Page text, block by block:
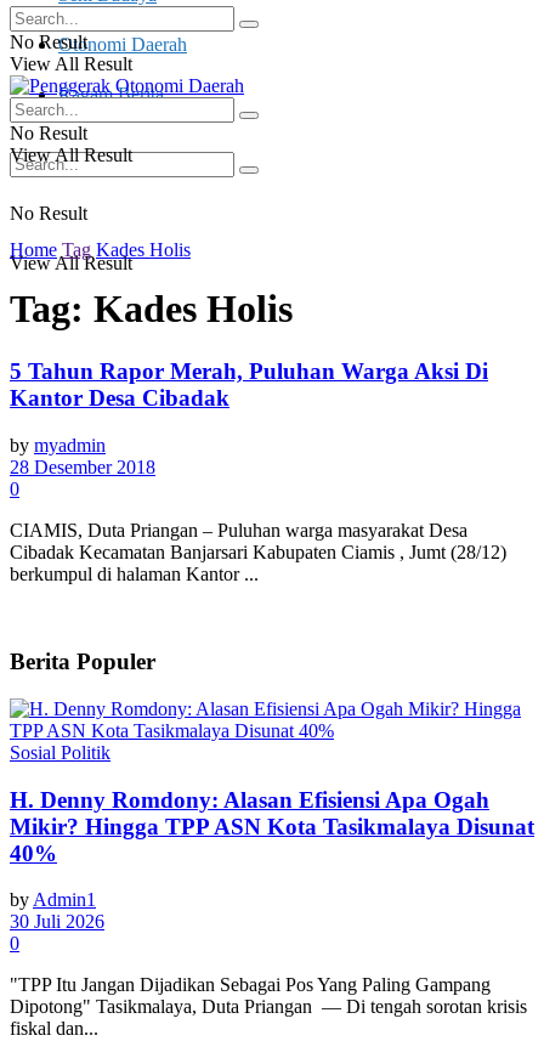
Otonomi Daerah
Ragam Berita
No Result
View All Result
No Result
View All Result
No Result
View All Result
Home Tag Kades Holis
Tag: Kades Holis
5 Tahun Rapor Merah, Puluhan Warga Aksi Di
Kantor Desa Cibadak
by myadmin
28 Desember 2018
0
CIAMIS, Duta Priangan – Puluhan warga masyarakat Desa
Cibadak Kecamatan Banjarsari Kabupaten Ciamis , Jumt (28/12)
berkumpul di halaman Kantor ...
Berita Populer
Sosial Politik
H. Denny Romdony: Alasan Efisiensi Apa Ogah
Mikir? Hingga TPP ASN Kota Tasikmalaya Disunat
40%
byAdmin1
30 Juli 2026
0
"TPP Itu Jangan Dijadikan Sebagai Pos Yang Paling Gampang
Dipotong" Tasikmalaya, Duta Priangan — Di tengah sorotan krisis
fiskal dan...